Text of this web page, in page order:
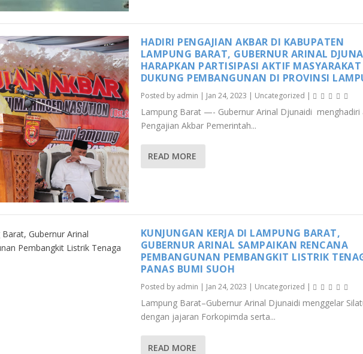
HADIRI PENGAJIAN AKBAR DI KABUPATEN
LAMPUNG BARAT, GUBERNUR ARINAL
HARAPKAN PARTISIPASI AKTIF MASYARAKAT
DUKUNG PEMBANGUNAN DI PROVINSI
Posted by admin | Jan 24, 2023 | Uncategorized |
Lampung Barat —- Gubernur Arinal Djunaidi menghadiri
Pengajian Akbar Pemerintah...
READ MORE
KUNJUNGAN KERJA DI LAMPUNG BARAT,
GUBERNUR ARINAL SAMPAIKAN RENCANA
PEMBANGUNAN PEMBANGKIT LISTRIK
PANAS BUMI SUOH
Posted by admin | Jan 24, 2023 | Uncategorized |
Lampung Barat–Gubernur Arinal Djunaidi menggelar
dengan jajaran Forkopimda serta...
READ MORE